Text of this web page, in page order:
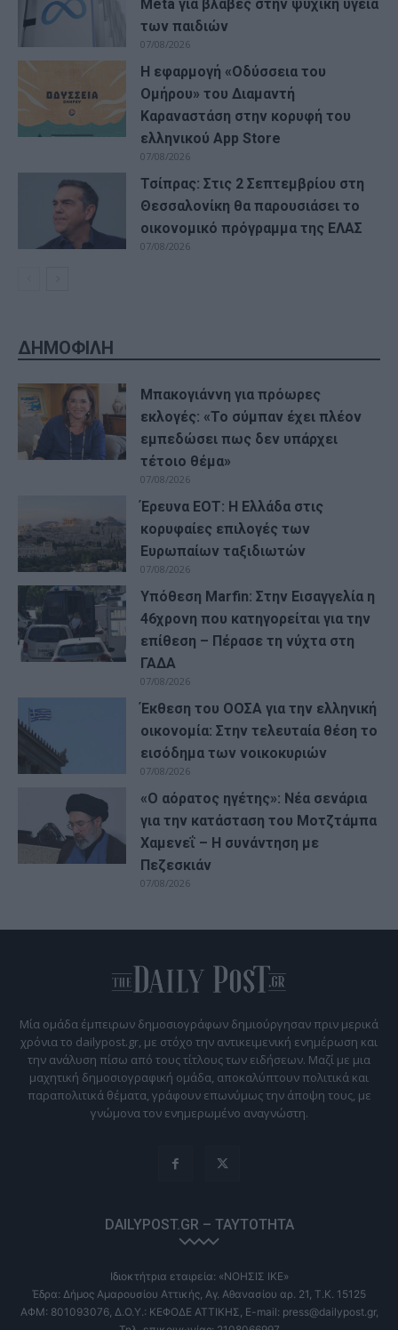
Meta για βλάβες στην ψυχική υγεία
των παιδιών
07/08/2026
Η εφαρμογή «Οδύσσεια του
Ομήρου» του Διαμαντή
Καραναστάση στην κορυφή του
ελληνικού App Store
07/08/2026
Τσίπρας: Στις 2 Σεπτεμβρίου στη
Θεσσαλονίκη θα παρουσιάσει το
οικονομικό πρόγραμμα της ΕΛΑΣ
07/08/2026
ΔΗΜΟΦΙΛΗ
Μπακογιάννη για πρόωρες
εκλογές: «Το σύμπαν έχει πλέον
εμπεδώσει πως δεν υπάρχει
τέτοιο θέμα»
07/08/2026
Έρευνα ΕΟΤ: Η Ελλάδα στις
κορυφαίες επιλογές των
Ευρωπαίων ταξιδιωτών
07/08/2026
Υπόθεση Marfin: Στην Εισαγγελία η
46χρονη που κατηγορείται για την
επίθεση – Πέρασε τη νύχτα στη
ΓΑΔΑ
07/08/2026
Έκθεση του ΟΟΣΑ για την ελληνική
οικονομία: Στην τελευταία θέση το
εισόδημα των νοικοκυριών
07/08/2026
«Ο αόρατος ηγέτης»: Νέα σενάρια
για την κατάσταση του Μοτζτάμπα
Χαμενεΐ – Η συνάντηση με
Πεζεσκιάν
07/08/2026
Μία ομάδα έμπειρων δημοσιογράφων δημιούργησαν πριν μερικά
χρόνια το dailypost.gr, με στόχο την αντικειμενική ενημέρωση και
την ανάλυση πίσω από τους τίτλους των ειδήσεων. Μαζί με μια
μαχητική δημοσιογραφική ομάδα, αποκαλύπτουν πολιτικά και
παραπολιτικά θέματα, γράφουν επωνύμως την άποψη τους, με
γνώμονα τον ενημερωμένο αναγνώστη.
DAILYPOST.GR – ΤΑΥΤΌΤΗΤΑ
Ιδιοκτήτρια εταιρεία: «ΝΟΗΣΙΣ ΙΚΕ»
Έδρα: Δήμος Αμαρουσίου Αττικής, Αγ. Αθανασίου αρ. 21, Τ.Κ. 15125
ΑΦΜ: 801093076, Δ.Ο.Υ.: ΚΕΦΟΔΕ ΑΤΤΙΚΗΣ, E-mail: press@dailypost.gr,